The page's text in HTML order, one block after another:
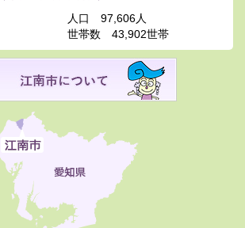
人口
97,606人
世帯数
43,902世帯